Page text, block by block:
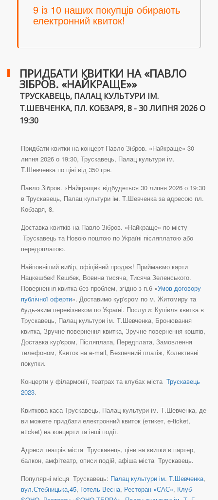
9 із 10 наших покупців обирають
електронний квиток!
ПРИДБАТИ КВИТКИ НА «ПАВЛО
ЗІБРОВ. «НАЙКРАЩЕ»»
ТРУСКАВЕЦЬ, ПАЛАЦ КУЛЬТУРИ ІМ.
Т.ШЕВЧЕНКА, ПЛ. КОБЗАРЯ, 8 - 30 ЛИПНЯ 2026 О
19:30
Придбати квитки на концерт Павло Зібров. «Найкраще» 30
липня 2026 о 19:30, Трускавець, Палац культури ім.
Т.Шевченка по ціні від 350 грн.
Павло Зібров. «Найкраще» відбудеться 30 липня 2026 о 19:30
в Трускавець, Палац культури ім. Т.Шевченка за адресою пл.
Кобзаря, 8.
Доставка квитків на Павло Зібров. «Найкраще» по місту
Трускавець та Новою поштою по Україні післяплатою або
передоплатою.
Найповніший вибір, офіційний продаж! Приймаємо карти
Нацкешбек! Кешбек, Вовина тисяча, Тисяча Зеленського.
Повернення квитка без проблем, згідно з п.6 «Умов договору
публічної оферти». Доставимо кур'єром по м. Житомиру та
будь-яким перевізником по Україні. Послуги: Купівля квитка в
Трускавець, Палац культури ім. Т.Шевченка, Бронювання
квитка, Зручне повернення квитка, Зручне повернення коштів,
Доставка кур'єром, Післяплата, Передплата, Замовлення
телефоном, Квиток на e-mail, Безпечний платіж, Колективні
покупки.
Концерти у філармонії, театрах та клубах міста Трускавець
2023.
Квиткова каса Трускавець, Палац культури ім. Т.Шевченка, де
ви можете придбати електронний квиток (етикет, e-ticket,
eticket) на концерти та інші події.
Адреси театрів міста Трускавець, ціни на квитки в партер,
балкон, амфітеатр, описи подій, афіша міста Трускавець.
Популярні місця Трускавець: Палац культури ім. Т.Шевченка,
вул.Стебницька,45, Готель Весна, Ресторан «САС», Клуб